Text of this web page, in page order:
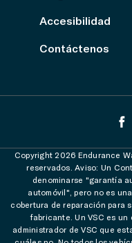
Accesibilidad
Contáctenos
Copyright 2026 Endurance
reservados. Aviso: Un
denominarse "garantía
automóvil", pero no es
cobertura de reparación para
fabricante. Un VSC es
administrador de VSC que